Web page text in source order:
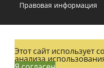
Правовая информация
Этот сайт использует
анализа